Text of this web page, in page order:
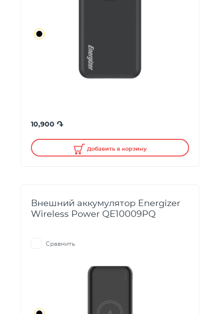
10,900 ֏
Добавить в корзину
Внешний аккумулятор Energizer
Wireless Power QE10009PQ
Сравнить